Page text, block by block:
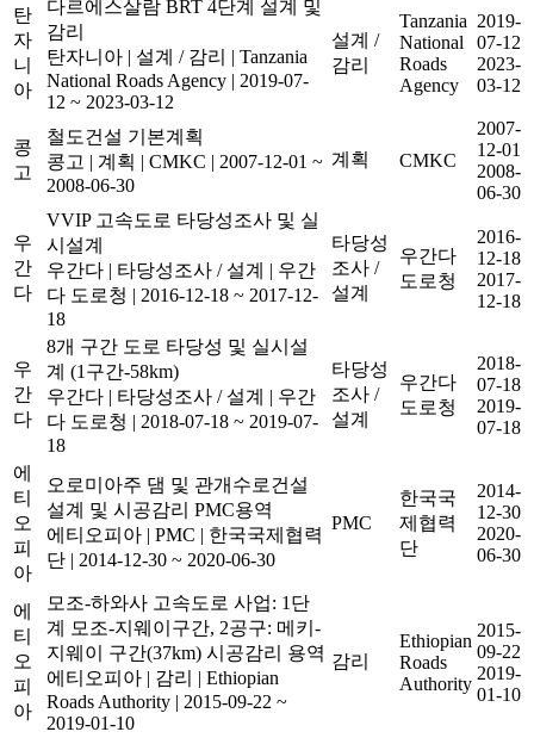
탄
자
니
아
다르에스살람 BRT 4단계 설계 및
감리
탄자니아 | 설계 / 감리 | Tanzania
National Roads Agency | 2019-07-
12 ~ 2023-03-12
설계 /
감리
Tanzania
National
Roads
Agency
2019-
07-12
2023-
03-12
콩
고
철도건설 기본계획
콩고 | 계획 | CMKC | 2007-12-01 ~
2008-06-30
계획 CMKC
2007-
12-01
2008-
06-30
우
간
다
VVIP 고속도로 타당성조사 및 실
시설계
우간다 | 타당성조사 / 설계 | 우간
다 도로청 | 2016-12-18 ~ 2017-12-
18
타당성
조사 /
설계
우간다
도로청
2016-
12-18
2017-
12-18
우
간
다
8개 구간 도로 타당성 및 실시설
계 (1구간-58km)
우간다 | 타당성조사 / 설계 | 우간
다 도로청 | 2018-07-18 ~ 2019-07-
18
타당성
조사 /
설계
우간다
도로청
2018-
07-18
2019-
07-18
에
티
오
피
아
오로미아주 댐 및 관개수로건설
설계 및 시공감리 PMC용역
에티오피아 | PMC | 한국국제협력
단 | 2014-12-30 ~ 2020-06-30
PMC
한국국
제협력
단
2014-
12-30
2020-
06-30
에
티
오
피
아
모조-하와사 고속도로 사업: 1단
계 모조-지웨이구간, 2공구: 메키-
지웨이 구간(37km) 시공감리 용역
에티오피아 | 감리 | Ethiopian
Roads Authority | 2015-09-22 ~
2019-01-10
감리
Ethiopian
Roads
Authority
2015-
09-22
2019-
01-10